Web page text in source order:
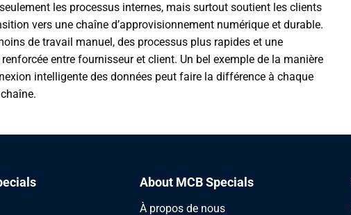
les processus internes, mais surtout soutient les clients
vers une chaîne d’approvisionnement numérique et durable.
de travail manuel, des processus plus rapides et une
entre fournisseur et client. Un bel exemple de la manière
intelligente des données peut faire la différence à chaque
About MCB Specials
À propos de nous